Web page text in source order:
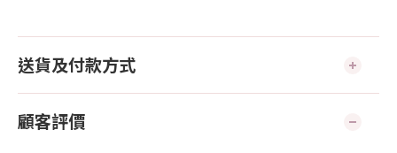
送貨及付款方式
顧客評價